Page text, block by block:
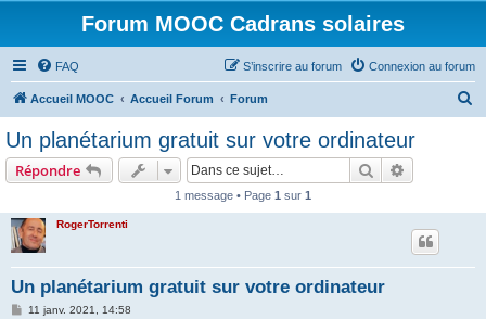
Forum MOOC Cadrans solaires
FAQ Connexion au forum
S’inscrire au forum
Accueil MOOC Accueil Forum Forum
Un planétarium gratuit sur votre ordinateur
Répondre Rechercher
1 message • Page 1 sur 1
RogerTorrenti
Un planétarium gratuit sur votre ordinateur
M11 janv. 2021, 14:58